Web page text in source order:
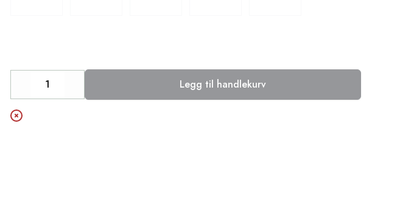
Decrease Legg til handlekurv